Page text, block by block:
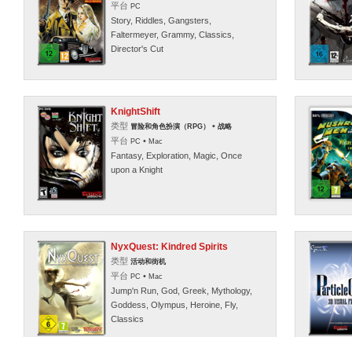
平台 PC
Story, Riddles, Gangsters,
Faltermeyer, Grammy, Classics,
Director's Cut
KnightShift
类型 冒险和角色扮演（RPG） • 战略
平台 PC • Mac
Fantasy, Exploration, Magic, Once
upon a Knight
NyxQuest: Kindred Spirits
类型 活动和街机
平台 PC • Mac
Jump'n Run, God, Greek, Mythology,
Goddess, Olympus, Heroine, Fly,
Classics